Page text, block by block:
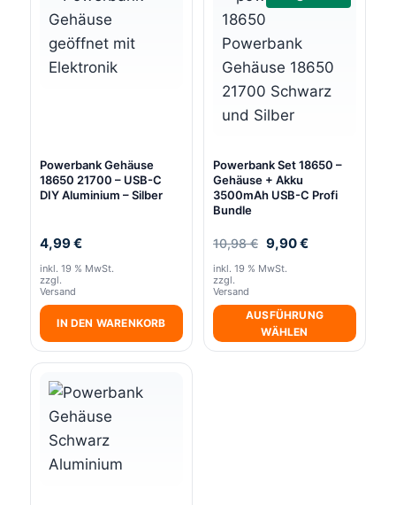
Powerbank Gehäuse
18650 21700 – USB-C
DIY Aluminium – Silber
4,99€
inkl. 19 % MwSt.
zzgl.
Versand
IN DEN WARENKORB
Powerbank Set 18650 –
Gehäuse + Akku
3500mAh USB-C Profi
Bundle
10,98€ Ursprünglicher
war:
9,90€Aktueller
inkl. 19 % MwSt.
zzgl.
Versand
AUSFÜHRUNG
WÄHLEN